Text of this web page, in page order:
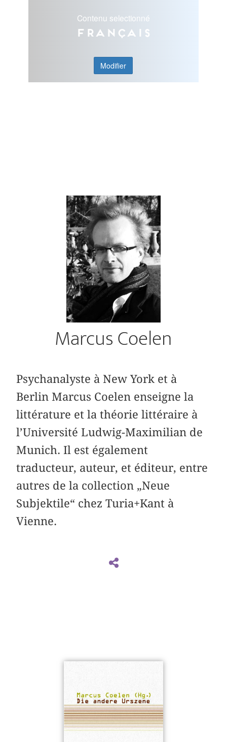
Contenu selectionné
Français
Modifier
Marcus Coelen
Psychanalyste à New York et à
Berlin Marcus Coelen enseigne la
littérature et la théorie littéraire à
l’Université Ludwig-Maximilian de
Munich. Il est également
traducteur, auteur, et éditeur, entre
autres de la collection „Neue
Subjektile“ chez Turia+Kant à
Vienne.